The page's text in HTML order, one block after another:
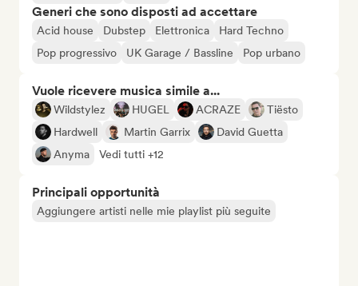
Generi che sono disposti ad accettare
Acid house Dubstep Elettronica
Hard Techno
Pop progressivo
UK Garage / Bassline Pop urbano
Vuole ricevere musica simile a...
Wildstylez HUGEL ACRAZE
Tiësto
Hardwell
Martin Garrix
David Guetta
Anyma
Vedi tutti +12
Principali opportunità
Aggiungere artisti nelle mie playlist più seguite